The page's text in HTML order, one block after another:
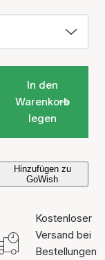
In den
Warenkorb
legen
Hinzufügen zu
GoWish
Kostenloser
Versand bei
Bestellungen